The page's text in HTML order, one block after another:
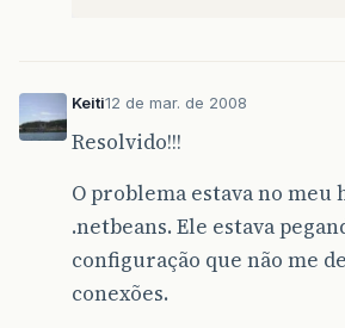
Keiti12 de mar. de 2008
Resolvido!!!
O problema estava no meu
.netbeans. Ele estava
configuração que não me
conexões.